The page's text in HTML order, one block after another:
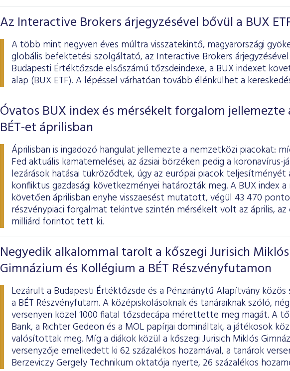
Az Interactive Brokers árjegyzésével bővül a BUX
A több mint negyven éves múltra visszatekintő, magyarországi
globális befektetési szolgáltató, az Interactive Brokers
Budapesti Értéktőzsde elsőszámú tőzsdeindexe, a BUX indexet
alap (BUX ETF). A lépéssel várhatóan tovább élénkülhet a
Óvatos BUX index és mérsékelt forgalom jellemezte
BÉT-et áprilisban
Áprilisban is ingadozó hangulat jellemezte a nemzetközi piacokat:
Fed aktuális kamatemelései, az ázsiai börzéken pedig a
lezárások hatásai tükröződtek, úgy az európai piacok teljesítményét
konfliktus gazdasági következményei határozták meg. A BUX index
követően áprilisban enyhe visszaesést mutatott, végül 43 470
részvénypiaci forgalmat tekintve szintén mérsékelt volt az április, az
milliárd forintot tett ki.
Negyedik alkalommal tarolt a kőszegi Jurisich Miklós
Gimnázium és Kollégium a BÉT Részvényfutamon
Lezárult a Budapesti Értéktőzsde és a Pénziránytű Alapítvány közös
a BÉT Részvényfutam. A középiskolásoknak és tanáraiknak szóló,
versenyen közel 1000 fiatal tőzsdecápa mérettette meg magát. A
Bank, a Richter Gedeon és a MOL papírjai domináltak, a játékosok
valósítottak meg. Míg a diákok közül a kőszegi Jurisich Miklós
versenyzője emelkedett ki 62 százalékos hozamával, a tanárok
Berzeviczy Gergely Technikum oktatója nyerte, 26 százalékos